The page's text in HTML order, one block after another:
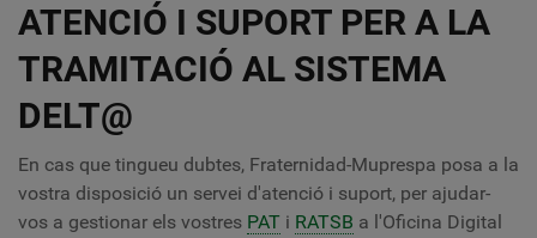
ATENCIÓ I SUPORT PER A LA
TRAMITACIÓ AL SISTEMA
DELT@
En cas que tingueu dubtes, Fraternidad-Muprespa posa a la
vostra disposició un servei d'atenció i suport, per ajudar-
vos a gestionar els vostres PAT i RATSB a l'Oficina Digital